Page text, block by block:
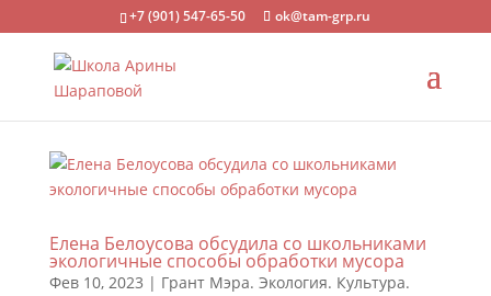
+7 (901) 547-65-50 ok@tam-grp.ru
Елена Белоусова обсудила со школьниками
экологичные способы обработки мусора
Фев 10, 2023 | Грант Мэра. Экология. Культура.